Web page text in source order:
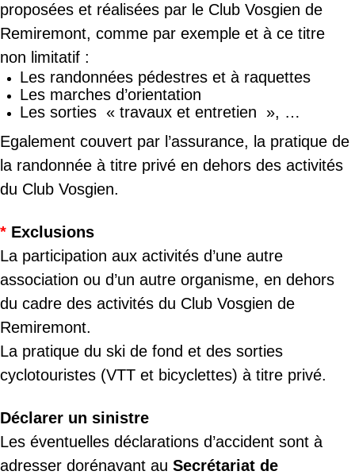
proposées et réalisées par le Club Vosgien de
Remiremont, comme par exemple et à ce titre
non limitatif :
Les randonnées pédestres et à raquettes
Les marches d’orientation
Les sorties « travaux et entretien », …
Egalement couvert par l’assurance, la pratique de
la randonnée à titre privé en dehors des activités
du Club Vosgien.
* Exclusions
La participation aux activités d’une autre
association ou d’un autre organisme, en dehors
du cadre des activités du Club Vosgien de
Remiremont.
La pratique du ski de fond et des sorties
cyclotouristes (VTT et bicyclettes) à titre privé.
Déclarer un sinistre
Les éventuelles déclarations d’accident sont à
adresser dorénavant au Secrétariat de